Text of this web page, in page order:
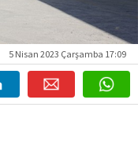
5 Nisan 2023 Çarşamba 17:09